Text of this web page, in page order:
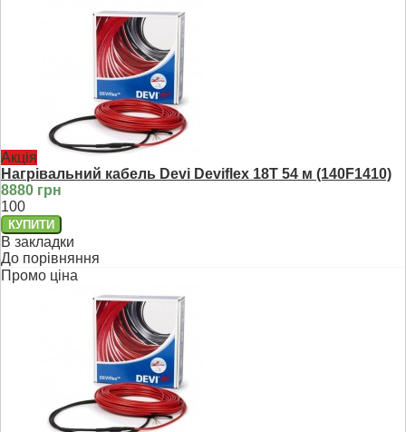
Акція
Нагрівальний кабель Devi Deviflex 18T 54 м (140F1410)
8880 грн
100
В закладки
До порівняння
Промо ціна